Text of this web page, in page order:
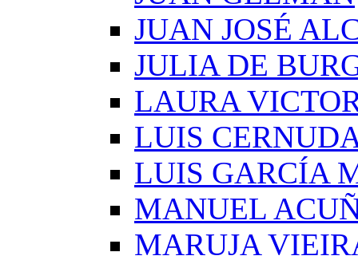
JUAN JOSÉ
JULIA DE
LAURA
LUIS
LUIS GARCÍA
MANUEL
MARUJA